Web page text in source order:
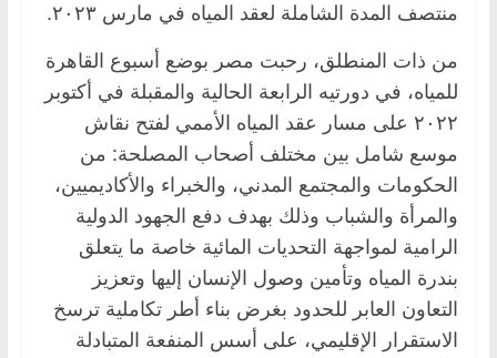
منتصف المدة الشاملة لعقد المياه في مارس ٢٠٢٣.
من ذات المنطلق، رحبت مصر بوضع أسبوع القاهرة
للمياه، في دورتيه الرابعة الحالية والمقبلة في أكتوبر
٢٠٢٢ على مسار عقد المياه الأممي لفتح نقاش
موسع شامل بين مختلف أصحاب المصلحة: من
الحكومات والمجتمع المدني، والخبراء والأكاديميين،
والمرأة والشباب وذلك بهدف دفع الجهود الدولية
الرامية لمواجهة التحديات المائية خاصة ما يتعلق
بندرة المياه وتأمين وصول الإنسان إليها وتعزيز
التعاون العابر للحدود بغرض بناء أطر تكاملية ترسخ
الاستقرار الإقليمي، على أسس المنفعة المتبادلة